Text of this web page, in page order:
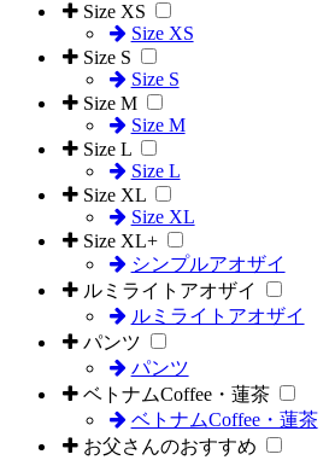
Size XS
Size XS
Size S
Size S
Size M
Size M
Size L
Size L
Size XL
Size XL
Size XL+
シンプルアオザイ
ルミライトアオザイ
ルミライトアオザイ
パンツ
パンツ
ベトナムCoffee・蓮茶
ベトナムCoffee・蓮茶
お父さんのおすすめ